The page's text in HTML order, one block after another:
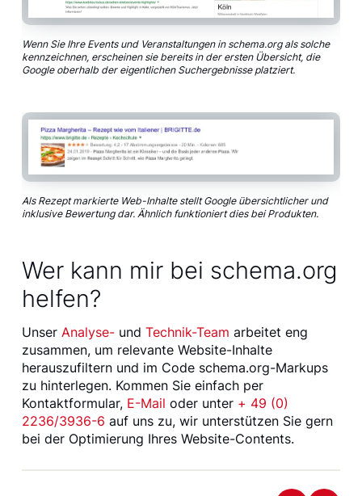
Wenn Sie Ihre Events und Veranstaltungen in schema.org als solche
kennzeichnen, erscheinen sie bereits in der ersten Übersicht, die
Google oberhalb der eigentlichen Suchergebnisse platziert.
Als Rezept markierte Web-Inhalte stellt Google übersichtlicher und
inklusive Bewertung dar. Ähnlich funktioniert dies bei Produkten.
Wer kann mir bei schema.org
helfen?
Unser Analyse-und Technik-Team arbeitet eng
zusammen, um relevante Website-Inhalte
herauszufiltern und im Code schema.org-Markups
zu hinterlegen. Kommen Sie einfach per
Kontaktformular, E-Mail oder unter + 49 (0)
2236/3936-6 auf uns zu, wir unterstützen Sie gern
bei der Optimierung Ihres Website-Contents.